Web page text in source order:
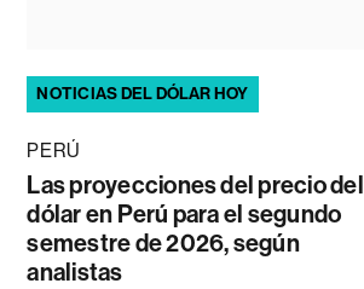
NOTICIAS DEL DÓLAR HOY
PERÚ
Las proyecciones del precio del
dólar en Perú para el segundo
semestre de 2026, según
analistas